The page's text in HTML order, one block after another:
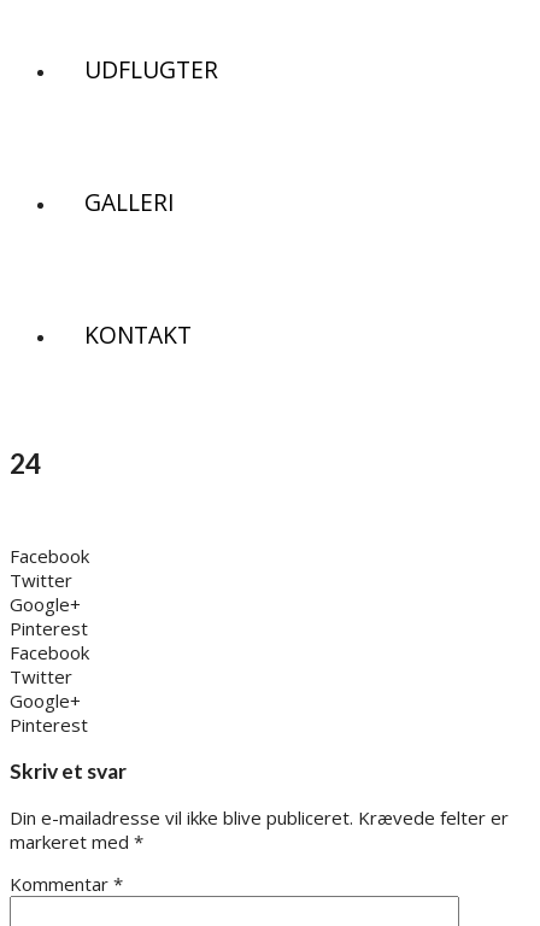
UDFLUGTER
GALLERI
KONTAKT
24
Facebook
Twitter
Google+
Pinterest
Facebook
Twitter
Google+
Pinterest
Skriv et svar
Din e-mailadresse vil ikke blive publiceret. Krævede felter er
markeret med *
Kommentar *